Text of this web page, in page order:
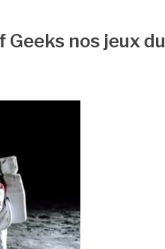
nos jeux du